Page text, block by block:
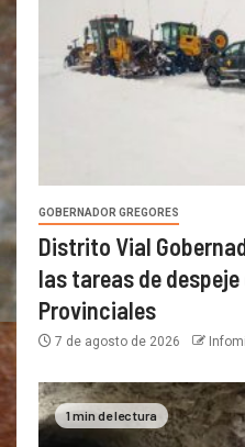
GOBERNADOR GREGORES
Distrito Vial
las tareas de
Provinciales
7 de agosto de 2026
1 min de lectura